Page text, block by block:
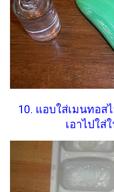
10. แอบใส่เมนทอส
เอาไปใส่